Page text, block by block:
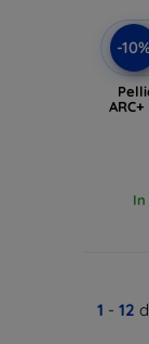
-
In
1 - 12